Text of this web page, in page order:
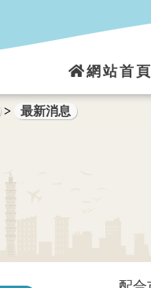
網站首頁
> 最新消息